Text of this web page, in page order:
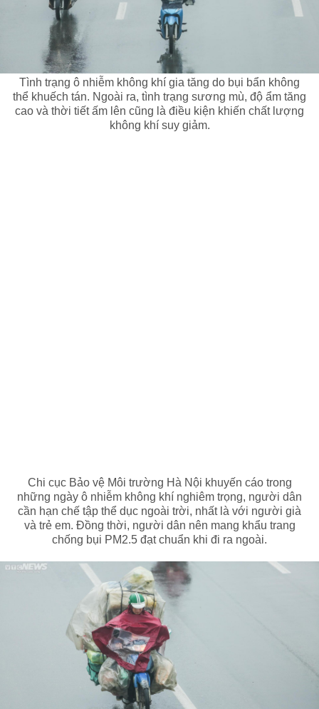
Tình trạng ô nhiễm không khí gia tăng do bụi bẩn không
thể khuếch tán. Ngoài ra, tình trạng sương mù, độ ẩm tăng
cao và thời tiết ấm lên cũng là điều kiện khiến chất lượng
không khí suy giảm.
Chi cục Bảo vệ Môi trường Hà Nội khuyến cáo trong
những ngày ô nhiễm không khí nghiêm trọng, người dân
cần hạn chế tập thể dục ngoài trời, nhất là với người già
và trẻ em. Đồng thời, người dân nên mang khẩu trang
chống bụi PM2.5 đạt chuẩn khi đi ra ngoài.